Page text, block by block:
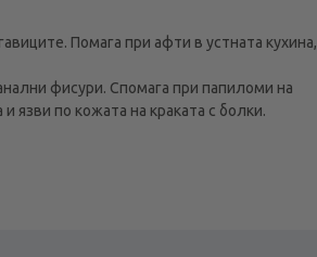
Помага при афти в устната кухина,
фисури. Спомага при папиломи на
язви по кожата на краката с болки.